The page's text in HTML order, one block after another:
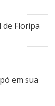
Floripa
em sua